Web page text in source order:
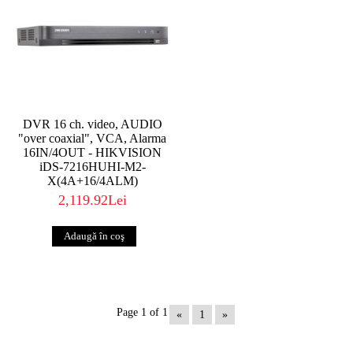
DVR 16 ch. video, AUDIO
"over coaxial", VCA, Alarma
16IN/4OUT - HIKVISION
iDS-7216HUHI-M2-
X(4A+16/4ALM)
2,119.92Lei
Page 1 of 1 « 1 »